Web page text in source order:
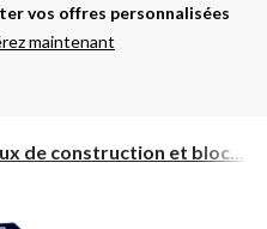
vos offres personnalisées
maintenant
de construction et bloc...